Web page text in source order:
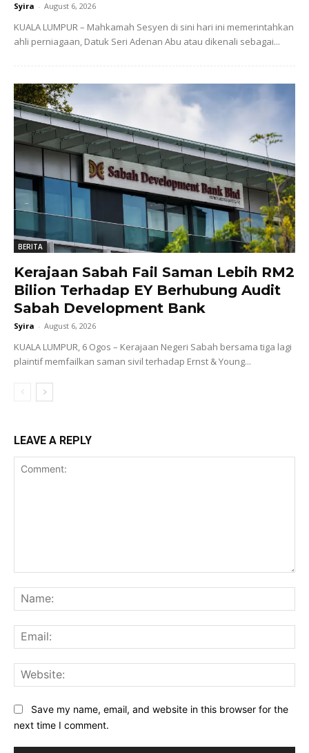
Syira - August 6, 2026
KUALA LUMPUR – Mahkamah Sesyen di sini hari ini memerintahkan
ahli perniagaan, Datuk Seri Adenan Abu atau dikenali sebagai...
BERITA
Kerajaan Sabah Fail Saman Lebih RM2
Bilion Terhadap EY Berhubung Audit
Sabah Development Bank
Syira - August 6, 2026
KUALA LUMPUR, 6 Ogos – Kerajaan Negeri Sabah bersama tiga lagi
plaintif memfailkan saman sivil terhadap Ernst & Young...
LEAVE A REPLY
Save my name, email, and website in this browser for the
next time I comment.